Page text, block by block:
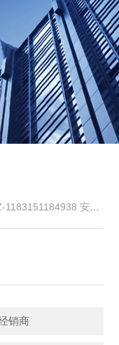
安全限位开关 施迈赛
销商